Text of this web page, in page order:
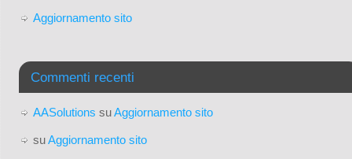
Aggiornamento sito
Commenti recenti
AASolutions suAggiornamento sito
suAggiornamento sito